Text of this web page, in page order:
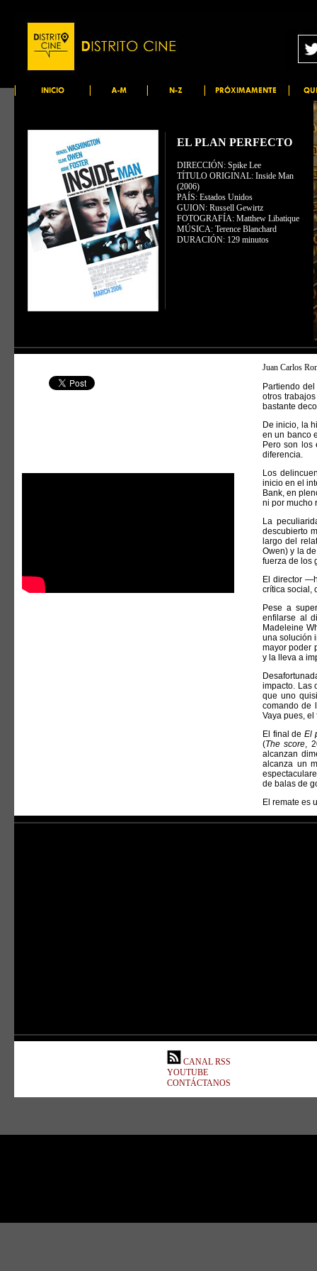
EL PLAN PERFECTO
DIRECCIÓN: Spike Lee
TÍTULO ORIGINAL: Inside Man
(2006)
PAÍS: Estados Unidos
GUION: Russell Gewirtz
FOTOGRAFÍA: Matthew Libatique
MÚSICA: Terence Blanchard
DURACIÓN: 129 minutos
Juan Carlos
Partiendo
otros
bastante
De inicio, la
en un banco
Pero son los
diferencia.
Los
inicio en el
Bank, en
ni por mucho
La
descubierto
largo del
Owen) y la
fuerza de los
El director
crítica social,
Pese a
enfilarse al
Madeleine
una solución
mayor poder
y la lleva a
impacto. Las
que uno
comando de
Vaya pues,
El final de El
(The score,
alcanzan
alcanza un
de balas de
El remate es
CANAL RSS
YOUTUBE
CONTÁCTANOS